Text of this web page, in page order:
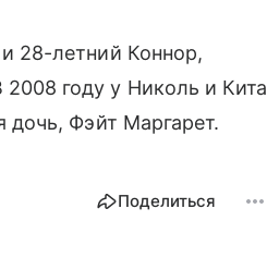
28-летний Коннор,
году у Николь и Кита
дочь, Фэйт Маргарет.
Поделиться